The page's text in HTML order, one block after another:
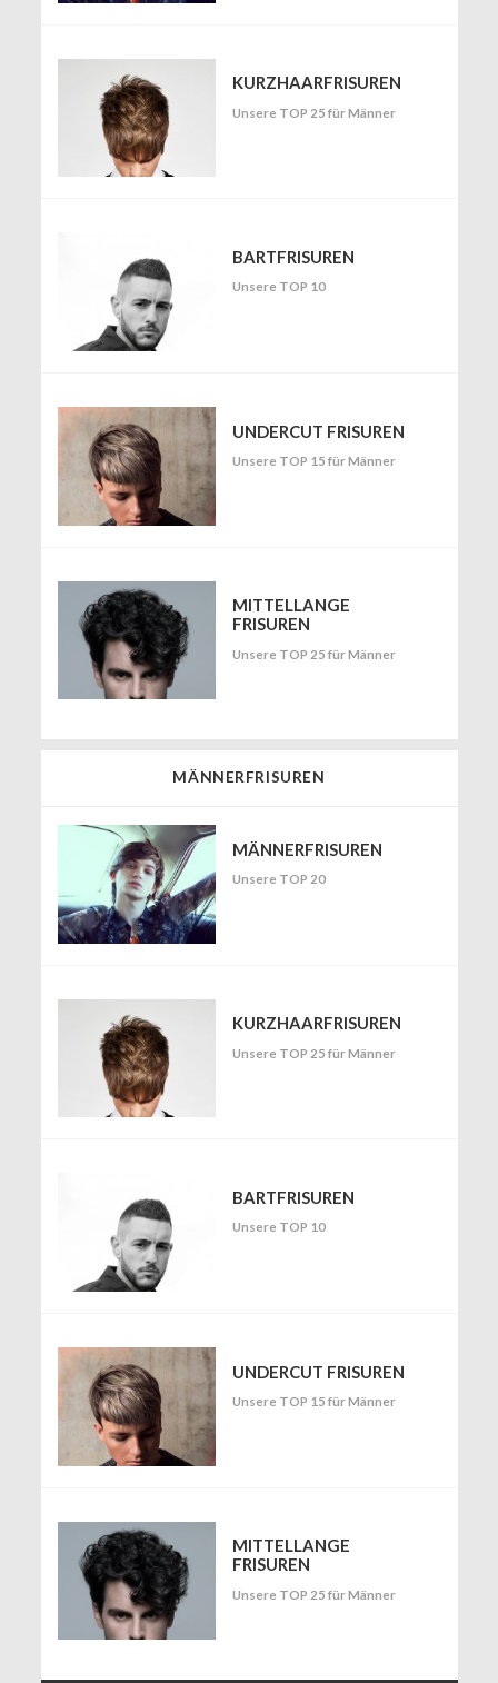
KURZHAARFRISUREN
Unsere TOP 25 für Männer
BARTFRISUREN
Unsere TOP 10
UNDERCUT FRISUREN
Unsere TOP 15 für Männer
MITTELLANGE
FRISUREN
Unsere TOP 25 für Männer
MÄNNERFRISUREN
MÄNNERFRISUREN
Unsere TOP 20
KURZHAARFRISUREN
Unsere TOP 25 für Männer
BARTFRISUREN
Unsere TOP 10
UNDERCUT FRISUREN
Unsere TOP 15 für Männer
MITTELLANGE
FRISUREN
Unsere TOP 25 für Männer